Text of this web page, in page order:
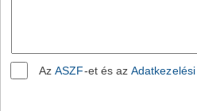
Csatorna:
Van
Az ASZF-et és az